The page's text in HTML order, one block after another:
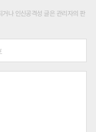
나 인신공격성 글은 관리자의 판